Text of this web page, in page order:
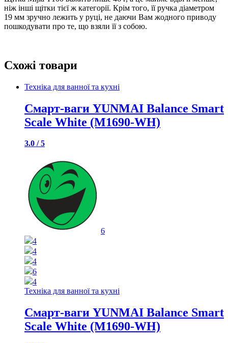
ніж інші щітки тієї ж категорії. Крім того, її ручка діаметром
19 мм зручно лежить у руці, не даючи Вам жодного приводу
пошкодувати про те, що взяли її з собою.
Схожі товари
Техніка для ванної та кухні
Смарт-ваги YUNMAI Balance Smart
Scale White (M1690-WH)
3.0 / 5
6
4
4
4
6
4
Техніка для ванної та кухні
Смарт-ваги YUNMAI Balance Smart
Scale White (M1690-WH)